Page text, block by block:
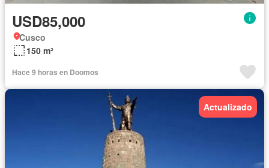
USD85,000
Cusco
150 m²
Hace 9 horas en Doomos
Actualizado